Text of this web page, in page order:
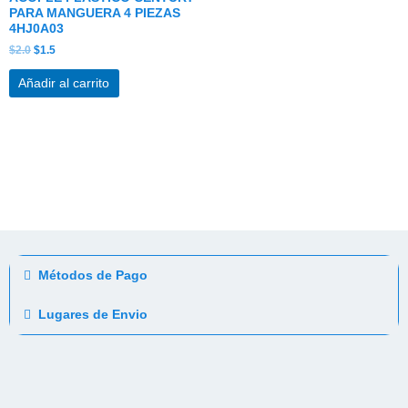
PARA MANGUERA 4 PIEZAS
4HJ0A03
$2.0 $1.5
Añadir al carrito
Métodos de Pago
Lugares de Envio